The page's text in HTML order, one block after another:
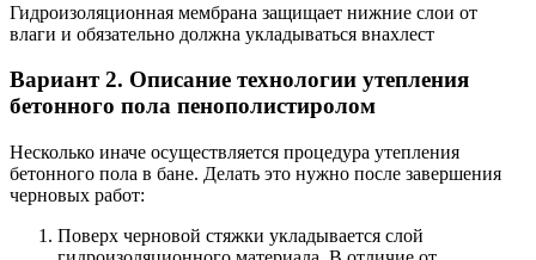
Гидроизоляционная мембрана защищает нижние слои от
влаги и обязательно должна укладываться внахлест
Вариант 2. Описание технологии утепления
бетонного пола пенополистиролом
Несколько иначе осуществляется процедура утепления
бетонного пола в бане. Делать это нужно после завершения
черновых работ:
Поверх черновой стяжки укладывается слой